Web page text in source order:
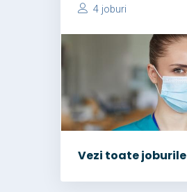
4 joburi
Vezi toate joburile